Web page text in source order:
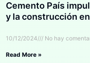
Cemento País
y la construcción
10/12/2024 No hay
Read More »